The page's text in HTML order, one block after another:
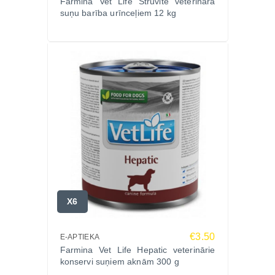
veicinātu efektīvu vielmaiņu.
Enerģētiskā vērtība:
3995 kcal/kg – 16.6 MJ/kg
Farmina, Itālija – augstas kvalitātes veterināro diētu
Pasūtiet VET LIFE DOG STRUVITE
MANAGEMENT 12kg Zoopasaule.lv un nodrošiniet
savam sunim veselīgus urīnceļus!
suņu barība urīnceļiem 12 kg
X6
E-APTIEKA €3.50
Farmina Vet Life Hepatic veterinārie
konservi suņiem aknām 300 g